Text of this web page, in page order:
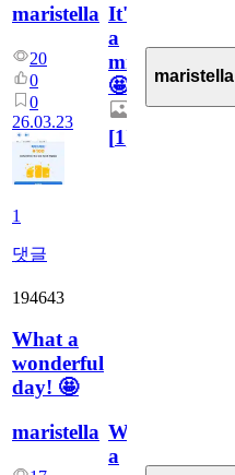
maristella
20
0
0
26.03.23
1
댓글
It's
a
miracle!
🤩
[1]
maristella
194643
What a
wonderful
day! 🤩
maristella What
a